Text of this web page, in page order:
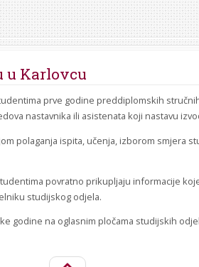
u Karlovcu
prve godine preddiplomskih
nastavnika ili asistenata koji nastavu
polaganja ispita, učenja, izborom smjera
povratno prikupljaju informacije
studijskog odjela.
godine na oglasnim pločama studijskih